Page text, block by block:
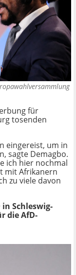
für
tosenden
eingereist, um in
sagte Demagbo.
ich hier nochmal
mit Afrikanern
zu viele davon
Schleswig-
die AfD-